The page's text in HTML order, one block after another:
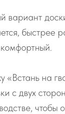
«Встань на
с двух